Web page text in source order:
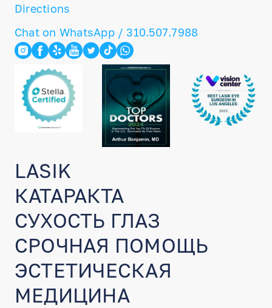
LASIK
КАТАРАКТА
СУХОСТЬ ГЛАЗ
СРОЧНАЯ ПОМОЩЬ
ЭСТЕТИЧЕСКАЯ
МЕДИЦИНА
Directions
Chat on WhatsApp / 310.507.7988